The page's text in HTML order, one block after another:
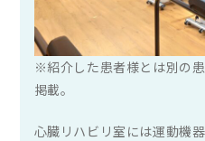
※紹介した患者様とは別の
掲載。
心臓リハビリ室には運動機